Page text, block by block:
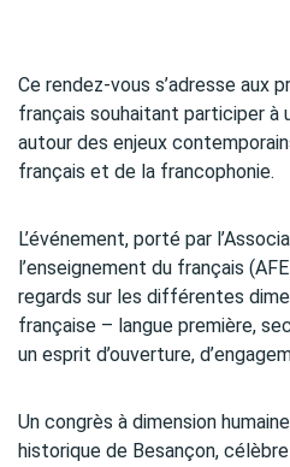
Ce rendez-vous s’adresse aux
français souhaitant participer à
autour des enjeux
français et de la francophonie.
L’événement, porté par
l’enseignement du français
regards sur les différentes
française – langue première,
un esprit d’ouverture,
Un congrès à dimension
historique de Besançon,